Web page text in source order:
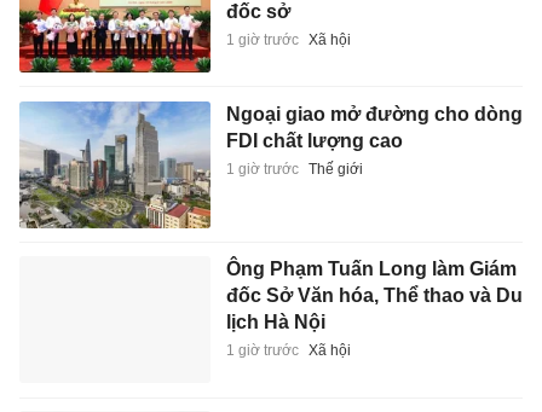
đốc sở
1 giờ trước Xã hội
Ngoại giao mở đường cho dòng
FDI chất lượng cao
1 giờ trước Thế giới
Ông Phạm Tuấn Long làm Giám
đốc Sở Văn hóa, Thể thao và Du
lịch Hà Nội
1 giờ trước Xã hội